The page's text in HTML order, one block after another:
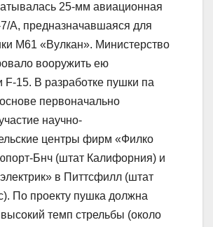
25-мм авиационная
A, предназначавшаяся для
М61 «Вулкан». Министерство
вооружить ею
F-15. В разработке пушки па
первоначально
научно-
центры фирм «Филко
Бнч (штат Калифорния) и
в Питтсфилл (штат
По проекту пушка должна
темп стрельбы (около